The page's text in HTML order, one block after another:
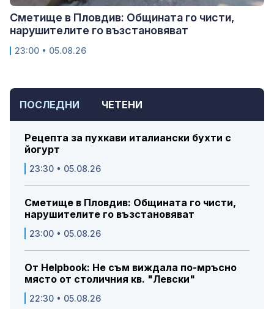
ПОСЛЕДНИ ЧЕТЕНИ
Рецепта за пухкави италиански бухти с
йогурт
23:30 • 05.08.26
Сметище в Пловдив: Общината го чисти,
нарушителите го възстановяват
23:00 • 05.08.26
От Helpbook: Не съм виждала по-мръсно
място от столичния кв. "Левски"
22:30 • 05.08.26
Сметище в Пловдив: Общината го чисти,
нарушителите го възстановяват
23:00 • 05.08.26